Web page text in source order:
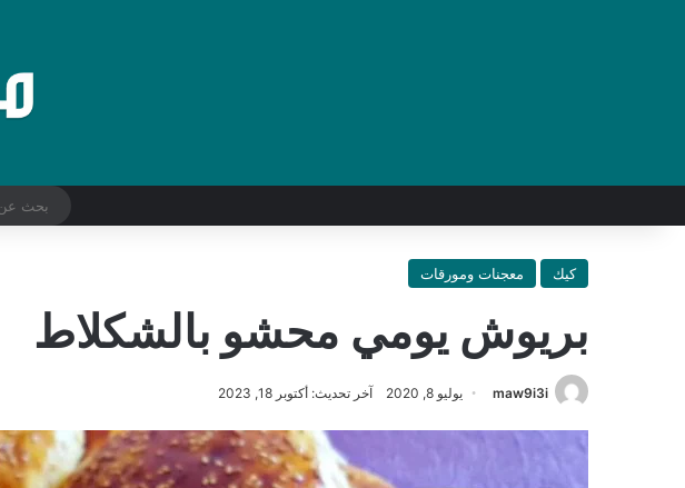
كيك معجنات ومورقات
بريوش يومي محشو بالشكلاط
maw9i3i يوليو 8, 2020 آخر تحديث: أكتوبر 18, 2023